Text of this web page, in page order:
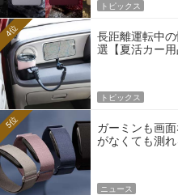
トピックス
長距離運転中
選【夏活カー用
4位
トピックス
ガーミンも画
がなくても測
5位
ニュース